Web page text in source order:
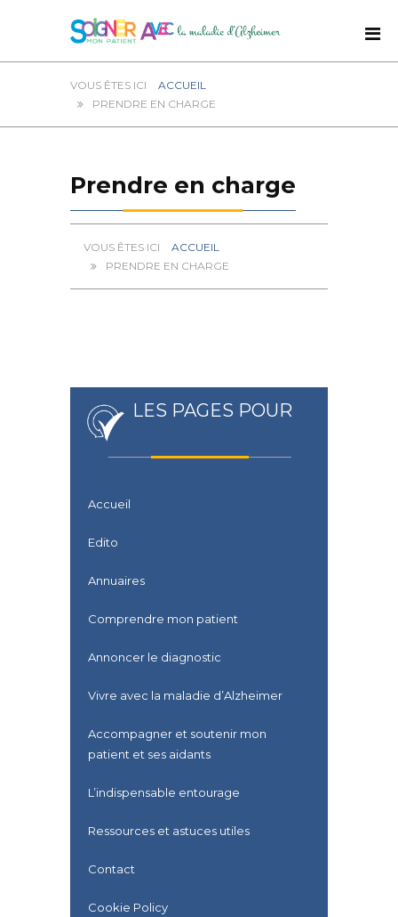
ACCUEIL
PRENDRE EN CHARGE
Prendre en charge
ACCUEIL
PRENDRE EN CHARGE
LES PAGES POUR
Accueil
Edito
Annuaires
Comprendre mon patient
Annoncer le diagnostic
Vivre avec la maladie d’Alzheimer
Accompagner et soutenir mon
patient et ses aidants
L’indispensable entourage
Ressources et astuces utiles
Contact
Cookie Policy